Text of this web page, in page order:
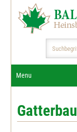
Menu
Unternehmen
Gatterbau